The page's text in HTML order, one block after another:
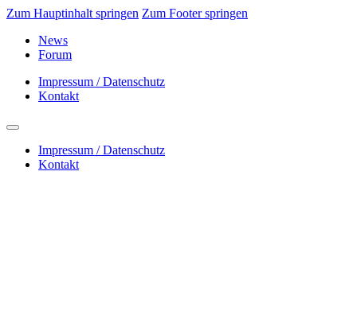
Zum Hauptinhalt springen Zum Footer springen
News
Forum
Impressum / Datenschutz
Kontakt
Impressum / Datenschutz
Kontakt